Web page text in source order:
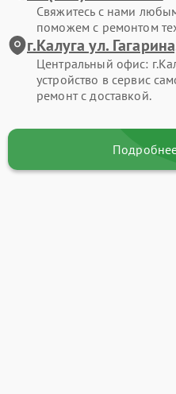
Свяжитесь с нами
поможем с ремонтом
г.Калуга ул.
Центральный офис:
устройство в сервис
ремонт с доставкой.